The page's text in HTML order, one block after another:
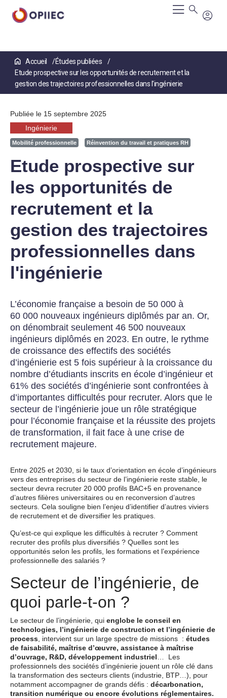
contenu
principal
Accueil
Études publiées
Etude prospective sur les opportunités de recrutement et la
gestion des trajectoires professionnelles dans l'ingénierie
Publiée le 15 septembre 2025
Ingénierie
Mobilité professionnelle Réinvention du travail et pratiques RH
Etude prospective sur
les opportunités de
recrutement et la
gestion des trajectoires
professionnelles dans
l'ingénierie
L’économie française a besoin de 50 000 à
60 000 nouveaux ingénieurs diplômés par an. Or,
on dénombrait seulement 46 500 nouveaux
ingénieurs diplômés en 2023. En outre, le rythme
de croissance des effectifs des sociétés
d’ingénierie est 5 fois supérieur à la croissance du
nombre d’étudiants inscrits en école d’ingénieur et
61% des sociétés d’ingénierie sont confrontées à
d’importantes difficultés pour recruter. Alors que le
secteur de l’ingénierie joue un rôle stratégique
pour l’économie française et la réussite des projets
de transformation, il fait face à une crise de
recrutement majeure.
Entre 2025 et 2030, si le taux d’orientation en école d’ingénieurs
vers des entreprises du secteur de l’ingénierie reste stable, le
secteur devra recruter 20 000 profils BAC+5 en provenance
d’autres filières universitaires ou en reconversion d’autres
secteurs. Cela souligne bien l’enjeu d’identifier d’autres viviers
de recrutement et de diversifier les pratiques.
Qu’est-ce qui explique les difficultés à recruter ? Comment
recruter des profils plus diversifiés ? Quelles sont les
opportunités selon les profils, les formations et l’expérience
professionnelle des salariés ?
Secteur de l’ingénierie, de
quoi parle-t-on ?
Le secteur de l’ingénierie, qui englobe le conseil en
technologies, l’ingénierie de construction et l’ingénierie de
process , intervient sur un large spectre de missions : études
de faisabilité, maîtrise d’œuvre, assistance à maîtrise
d’ouvrage, R&D, développement industriel … Les
professionnels des sociétés d’ingénierie jouent un rôle clé dans
la transformation des secteurs clients (industrie, BTP…), pour
notamment accompagner de grands défis : décarbonation,
transition numérique ou encore évolutions réglementaires.